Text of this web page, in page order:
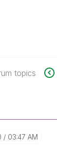
topics
03:47 AM